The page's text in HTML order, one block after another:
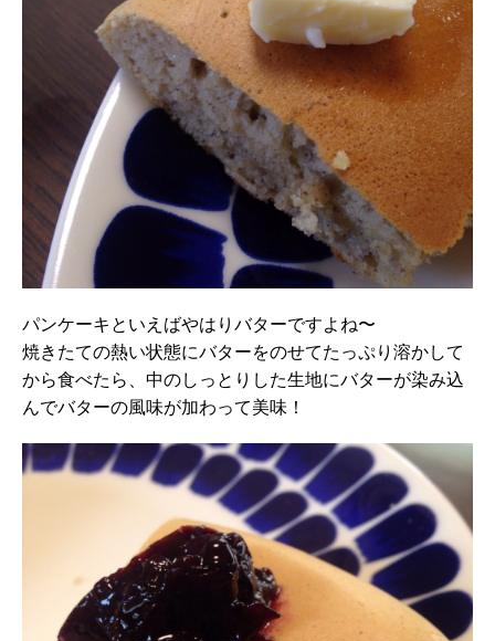
パンケーキといえばやはりバターですよね〜
焼きたての熱い状態にバターをのせてたっぷり溶かして
から食べたら、中のしっとりした生地にバターが染み込
んでバターの風味が加わって美味！